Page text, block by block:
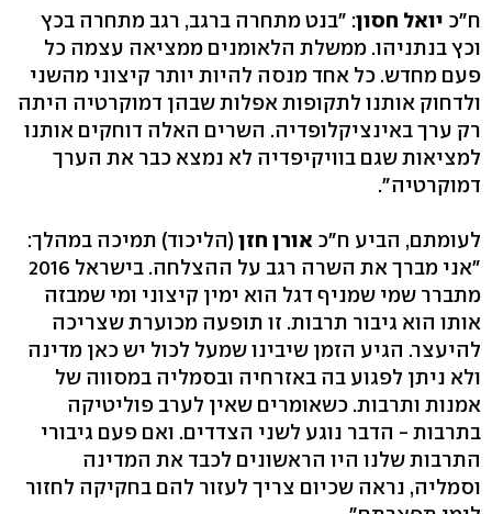
ח"כ יואל חסון: "בנט מתחרה ברגב, רגב מתחרה בכץ
וכץ בנתניהו. ממשלת הלאומנים ממציאה עצמה כל
פעם מחדש. כל אחד מנסה להיות יותר קיצוני מהשני
ולדחוק אותנו לתקופות אפלות שבהן דמוקרטיה היתה
רק ערך באינציקלופדיה. השרים האלה דוחקים אותנו
למציאות שגם בוויקיפדיה לא נמצא כבר את הערך
דמוקרטיה".
לעומתם, הביע ח"כ אורן חזן (הליכוד) תמיכה במהלך:
"אני מברך את השרה רגב על ההצלחה. בישראל 2016
מתברר שמי שמניף דגל הוא ימין קיצוני ומי שמבזה
אותו הוא גיבור תרבות. זו תופעה מכוערת שצריכה
להיעצר. הגיע הזמן שיבינו שמעל לכול יש כאן מדינה
ולא ניתן לפגוע בה באזרחיה ובסמליה במסווה של
אמנות ותרבות. כשאומרים שאין לערב פוליטיקה
בתרבות - הדבר נוגע לשני הצדדים. ואם פעם גיבורי
התרבות שלנו היו הראשונים לכבד את המדינה
וסמליה, נראה שכיום צריך לעזור להם בחקיקה לחזור